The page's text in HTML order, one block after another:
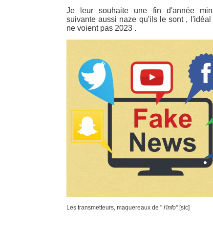
Je leur souhaite une fin d'année
suivante aussi naze qu'ils le sont , l'idéal
ne voient pas 2023 .
Les transmetteurs, maquereaux de " l'info"[sic]